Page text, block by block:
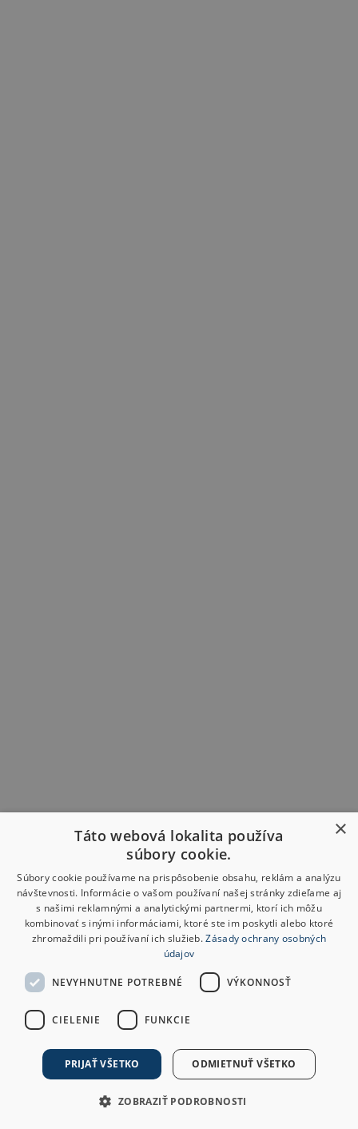
×
Táto webová lokalita používa
súbory cookie.
Súbory cookie používame na prispôsobenie obsahu, reklám a analýzu
návštevnosti. Informácie o vašom používaní našej stránky zdieľame aj
s našimi reklamnými a analytickými partnermi, ktorí ich môžu
kombinovať s inými informáciami, ktoré ste im poskytli alebo ktoré
zhromaždili pri používaní ich služieb.Zásady ochrany osobných
údajov
NEVYHNUTNE POTREBNÉ VÝKONNOSŤ
CIELENIE FUNKCIE
PRIJAŤ VŠETKO ODMIETNUŤ VŠETKO
ZOBRAZIŤ PODROBNOSTI